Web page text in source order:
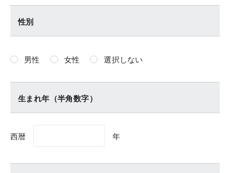
性別
男性 女性 選択しない
生まれ年（半角数字）
西暦 年